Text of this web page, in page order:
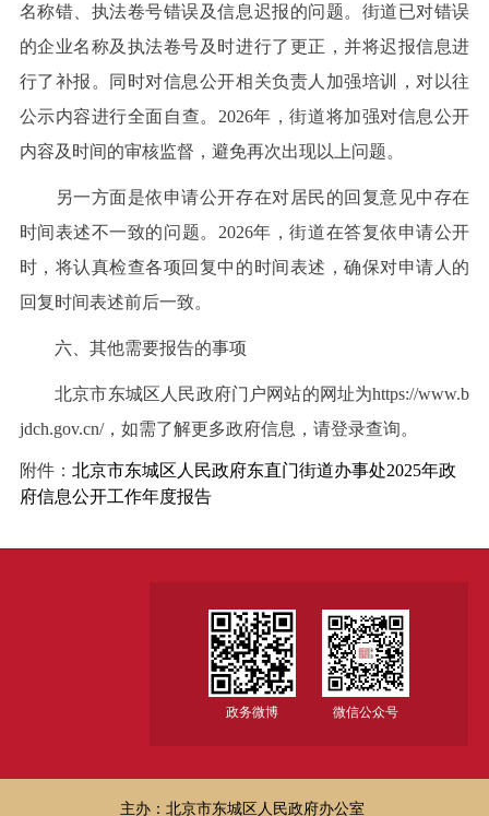
名称错、执法卷号错误及信息迟报的问题。街道已对错误
的企业名称及执法卷号及时进行了更正，并将迟报信息进
行了补报。同时对信息公开相关负责人加强培训，对以往
公示内容进行全面自查。2026年，街道将加强对信息公开
内容及时间的审核监督，避免再次出现以上问题。
另一方面是依申请公开存在对居民的回复意见中存在
时间表述不一致的问题。2026年，街道在答复依申请公开
时，将认真检查各项回复中的时间表述，确保对申请人的
回复时间表述前后一致。
六、其他需要报告的事项
北京市东城区人民政府门户网站的网址为https://www.b
jdch.gov.cn/，如需了解更多政府信息，请登录查询。
附件： 北京市东城区人民政府东直门街道办事处2025年政
府信息公开工作年度报告
政务微博 微信公众号
主办：北京市东城区人民政府办公室